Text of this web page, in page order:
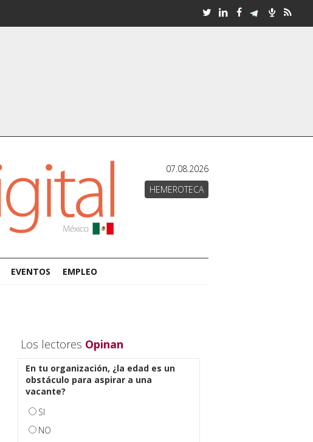
07.08.2026
HEMEROTECA
EVENTOS EMPLEO
Los lectores Opinan
En tu organización, ¿la edad es un
obstáculo para aspirar a una
vacante?
SI
NO